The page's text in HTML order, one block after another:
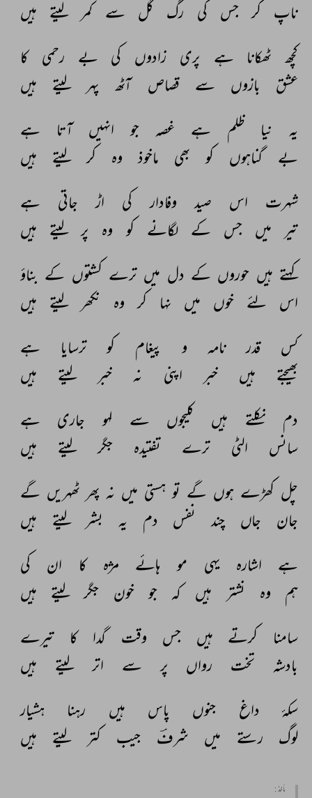
ناپ
کر جس کی رگ گل سے کمر لیتے ہیں
کچھ ٹھکانا ہے پری زادوں کی بے رحمی
کا
عشق
بازوں سے قصاص آٹھ پہر لیتے ہیں
یہ نیا ظلم ہے غصہ جو انہیں آتا
ہے
بے
گناہوں کو بھی ماخوذ وہ کر لیتے ہیں
شہرت اس صید وفادار کی اڑ جاتی
ہے
تیر
میں جس کے لگانے کو وہ پر لیتے ہیں
کہتے ہیں حوروں کے دل میں ترے کشتوں کے بناؤ
اس
لئے خوں میں نہا کر وہ نکھر لیتے ہیں
کس قدر نامہ و پیغام کو ترسایا
ہے
بھیجتے
ہیں خبر اپنی نہ خبر لیتے ہیں
دم نکلتے ہیں کلیجوں سے لہو جاری
ہے
سانس
الٹی ترے تفتیدہ جگر لیتے ہیں
چل کھڑے ہوں گے تو ہستی میں نہ پھر ٹھہریں گے
جان
جاں چند نفس دم یہ بشر لیتے ہیں
ہے اشارہ یہی مو ہائے مژہ کا ان
کی
ہم
وہ نشتر ہیں کہ جو خون جگر لیتے ہیں
سامنا کرتے ہیں جس وقت گدا کا تیرے
بادشہ تخت رواں پر سے اتر لیتے ہیں
سکۂ داغ جنوں پاس ہیں رہنا
ہشیار
لوگ
رستے میں شرفؔ جیب کتر لیتے ہیں
مأخذ :